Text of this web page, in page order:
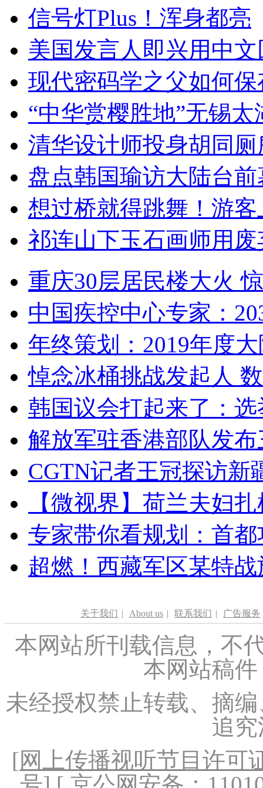
信号灯Plus！浑身都亮
美国发言人即兴用中
现代密码学之父如何
“中华赏樱胜地”无锡
清华设计师投身胡同
盘点韩国瑜访大陆台
想过桥就得跳舞！游客
祁连山下玉石画师用
重庆30层居民楼大火
中国疾控中心专家：
年终策划：2019年度
悼念冰桶挑战发起人
韩国议会打起来了：
解放军驻香港部队发
CGTN记者王冠探访新
【微视界】荷兰夫妇
专家带你看规划：首
超燃！西藏军区某特
关于我们 | About us | 联系我们 | 广告服务
本网站所刊载信息，不
本网站稿
未经授权禁止转载、摘
追
[网上传播视听节目许可